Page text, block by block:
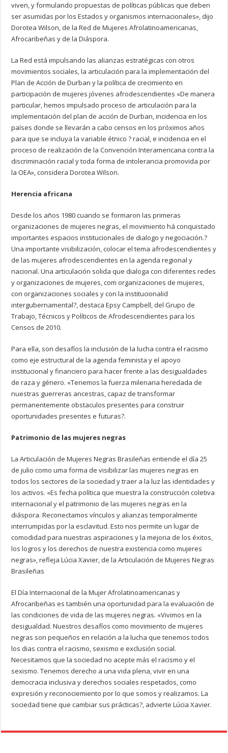
viven, y formulando propuestas de políticas públicas que deben
ser asumidas por los Estados y organismos internacionales», dijo
Dorotea Wilson, de la Red de Mujeres Afrolatinoamericanas,
Afrocaribeñas y de la Diáspora.
La Red está impulsando las alianzas estratégicas con otros
movimientos sociales, la articulación para la implementación del
Plan de Acción de Durban y la política de crecimiento en
participación de mujeres jóvenes afrodescendientes «De manera
particular, hemos impulsado proceso de articulación para la
implementación del plan de acción de Durban, incidencia en los
países donde se llevarán a cabo censos en los próximos años
para que se incluya la variable étnico ? racial, e incidencia en el
proceso de realización de la Convención Interamericana contra la
discriminación racial y toda forma de intolerancia promovida por
la OEA», considera Dorotea Wilson.
Herencia africana
Desde los años 1980 cuando se formaron las primeras
organizaciones de mujeres negras, el movimiento há conquistado
importantes espacios institucionales de dialogo y negociación.?
Una importante visibilización, colocar el tema afrodescendientes y
de las mujeres afrodescendientes en la agenda regional y
nacional. Una articulación solida que dialoga con diferentes redes
y organizaciones de mujeres, com organizaciones de mujeres,
con organizaciones sociales y con la institucionalid
intergubernamental?, destaca Epsy Campbell, del Grupo de
Trabajo, Técnicos y Políticos de Afrodescendientes para los
Censos de 2010.
Para ella, son desafíos la inclusión de la lucha contra el racismo
como eje estructural de la agenda feminista y el apoyo
institucional y financiero para hacer frente a las desigualdades
de raza y género. «Tenemos la fuerza milenaria heredada de
nuestras guerreras ancestras, capaz de transformar
permanentemente obstaculos presentes para construir
oportunidades presentes e futuras?.
Patrimonio de las mujeres negras
La Articulación de Mujeres Negras Brasileñas entiende el día 25
de julio como uma forma de visibilizar las mujeres negras en
todos los sectores de la sociedad y traer a la luz las identidades y
los activos. «Es fecha política que muestra la construcción coletiva
internacional y el patrimonio de las mujeres negras en la
diáspora. Reconectamos vínculos y alianzas temporalmente
interrumpidas por la esclavitud. Esto nos permite un lugar de
comodidad para nuestras aspiraciones y la mejoria de los éxitos,
los logros y los derechos de nuestra existencia como mujeres
negras», refleja Lúcia Xavier, de la Articulación de Mujeres Negras
Brasileñas
El Día Internacional de la Mujer Afrolatinoamericanas y
Afrocaribeñas es también una oportunidad para la evaluación de
las condiciones de vida de las mujeres negras. «Vivimos en la
desigualdad. Nuestros desafíos como movimiento de mujeres
negras son pequeños en relación a la lucha que tenemos todos
los dias contra el racismo, sexismo e exclusión social.
Necesitamos que la sociedad no acepte más el racismo y el
sexismo. Tenemos derecho a una vida plena, vivir en una
democracia inclusiva y derechos sociales respetados, como
expresión y reconociemiento por lo que somos y realizamos. La
sociedad tiene que cambiar sus prácticas?, advierte Lúcia Xavier.